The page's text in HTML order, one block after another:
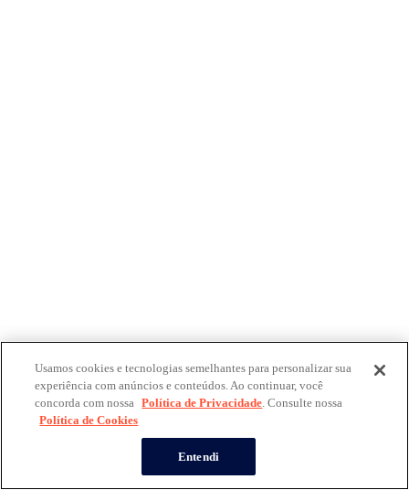
Usamos cookies e tecnologias semelhantes para personalizar sua
experiência com anúncios e conteúdos. Ao continuar, você
concorda com nossa Política de Privacidade. Consulte nossa
Política de Cookies
Entendi